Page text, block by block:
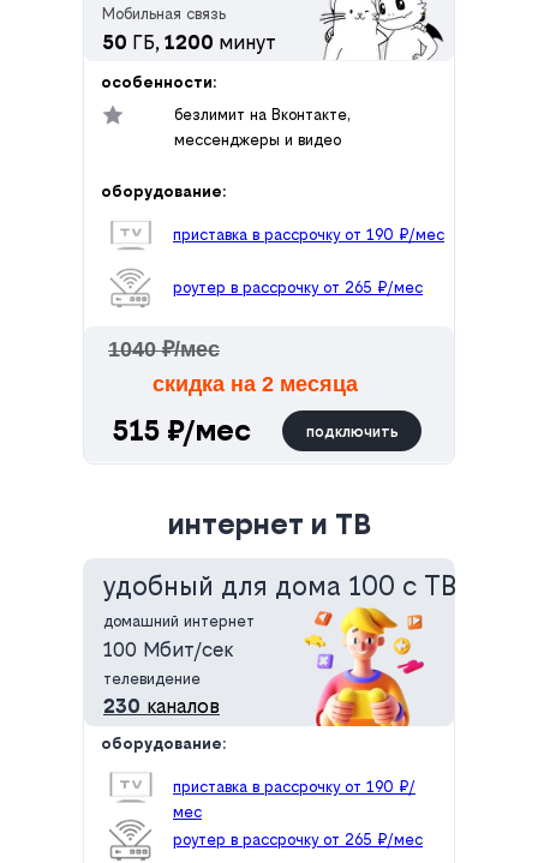
Мобильная связь
подключить
50 ГБ, 1200 минут
515 ₽/мес
безлимит на Вконтакте,
мессенджеры и видео
приставка в рассрочку от 190 ₽/мес
роутер в рассрочку от 265 ₽/мес
оборудование:
особенности:
1040 ₽/мес
скидка на 2 месяца
интернет и ТВ
удобный для дома 100 с ТВ
домашний интернет
телевидение
100 Мбит/сек
230 каналов
приставка в рассрочку от 190 ₽/
мес
роутер в рассрочку от 265 ₽/мес
оборудование: